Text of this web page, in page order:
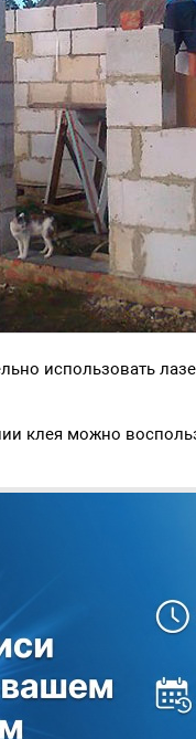
использовать
клея можно